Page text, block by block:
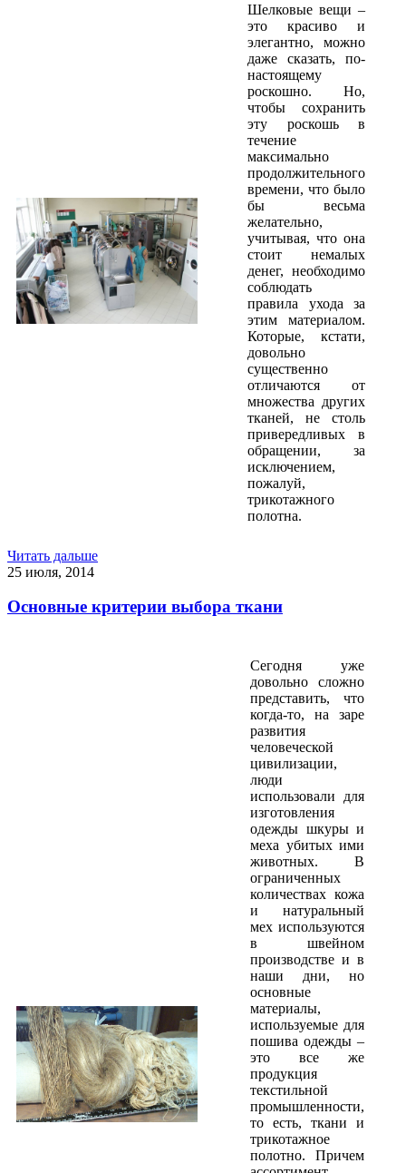
Шелковые вещи –
это красиво и
элегантно, можно
даже сказать, по-
настоящему
роскошно. Но,
чтобы сохранить
эту роскошь в
течение
максимально
продолжительного
времени, что было
бы весьма
желательно,
учитывая, что она
стоит немалых
денег, необходимо
соблюдать
правила ухода за
этим материалом.
Которые, кстати,
довольно
существенно
отличаются от
множества других
тканей, не столь
привередливых в
обращении, за
исключением,
пожалуй,
трикотажного
полотна.
Читать дальше
25 июля, 2014
Основные критерии выбора ткани
Сегодня уже
довольно сложно
представить, что
когда-то, на заре
развития
человеческой
цивилизации,
люди
использовали для
изготовления
одежды шкуры и
меха убитых ими
животных. В
ограниченных
количествах кожа
и натуральный
мех используются
в швейном
производстве и в
наши дни, но
основные
материалы,
используемые для
пошива одежды –
это все же
продукция
текстильной
промышленности,
то есть, ткани и
трикотажное
полотно. Причем